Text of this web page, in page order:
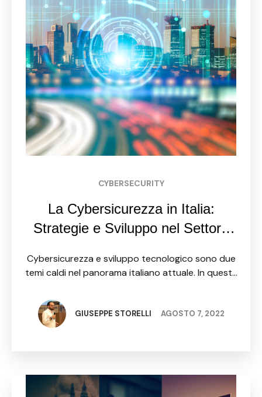
CYBERSECURITY
La Cybersicurezza in Italia:
Strategie e Sviluppo nel Settore
Cybersicurezza e sviluppo tecnologico sono due
temi caldi nel panorama italiano attuale. In questa
sfide legate alla sicurezza digitale, promuovendo
al contempo l'innovazione e lo …
GIUSEPPE STORELLI AGOSTO 7, 2022